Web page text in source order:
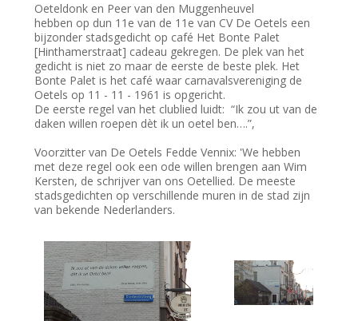
Oeteldonk en Peer van den Muggenheuvel
hebben op dun 11e van de 11e van CV De Oetels een
bijzonder stadsgedicht op café Het Bonte Palet
[Hinthamerstraat] cadeau gekregen. De plek van het
gedicht is niet zo maar de eerste de beste plek. Het
Bonte Palet is het café waar carnavalsvereniging de
Oetels op 11 - 11 - 1961 is opgericht.
De eerste regel van het clublied luidt: “Ik zou ut van de
daken willen roepen dèt ik un oetel ben….”,
Voorzitter van De Oetels Fedde Vennix: 'We hebben
met deze regel ook een ode willen brengen aan Wim
Kersten, de schrijver van ons Oetellied. De meeste
stadsgedichten op verschillende muren in de stad zijn
van bekende Nederlanders.